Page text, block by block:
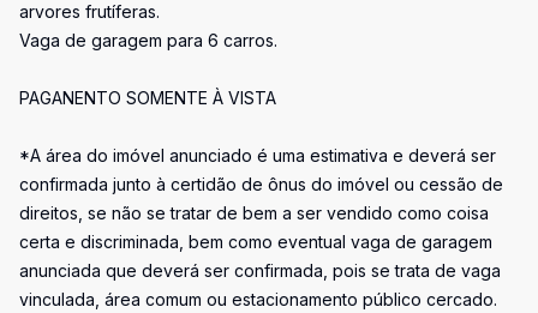
arvores frutíferas.
Vaga de garagem para 6 carros.
PAGANENTO SOMENTE À VISTA
*A área do imóvel anunciado é uma estimativa e deverá ser
confirmada junto à certidão de ônus do imóvel ou cessão de
direitos, se não se tratar de bem a ser vendido como coisa
certa e discriminada, bem como eventual vaga de garagem
anunciada que deverá ser confirmada, pois se trata de vaga
vinculada, área comum ou estacionamento público cercado.